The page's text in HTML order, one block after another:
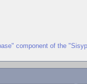
component of the